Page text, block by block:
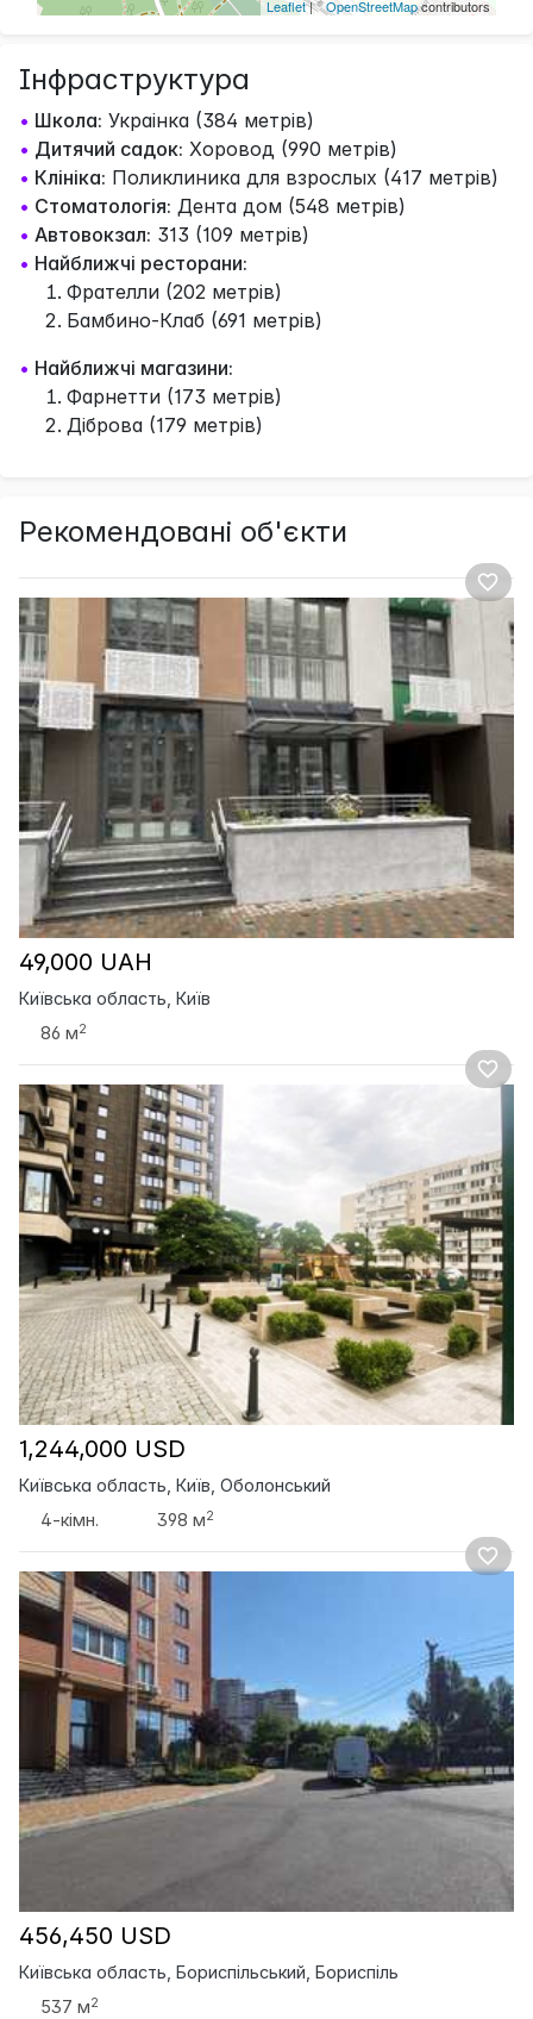
Leaflet| ©OpenStreetMapcontributors
Інфраструктура
• Школа: Украінка (384 метрів)
• Дитячий садок: Хоровод (990 метрів)
• Клініка: Поликлиника для взрослых (417 метрів)
• Стоматологія: Дента дом (548 метрів)
• Автовокзал: 313 (109 метрів)
• Найближчі ресторани:
Фрателли (202 метрів)
Бамбино-Клаб (691 метрів)
• Найближчі магазини:
Фарнетти (173 метрів)
Діброва (179 метрів)
Рекомендовані об'єкти
49,000 UAH
Київська область, Київ
86 м2
1,244,000 USD
Київська область, Київ, Оболонський
4-кімн.
398 м2
456,450 USD
Київська область, Бориспільський, Бориспіль
537 м2